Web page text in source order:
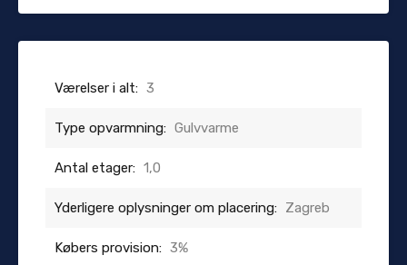
Værelser i alt: 3
Type opvarmning: Gulvvarme
Antal etager: 1,0
Yderligere oplysninger om placering: Zagreb
Købers provision: 3%